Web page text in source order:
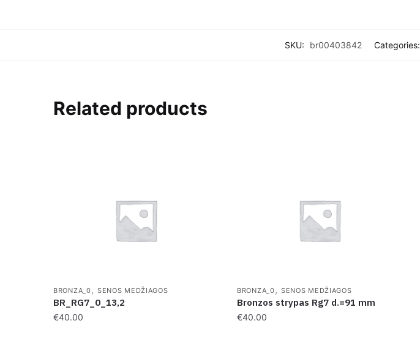
SKU: br00403842 Categories:
Related products
BRONZA_0 ,SENOS MEDŽIAGOS
BR_RG7_0_13,2
€40.00
BRONZA_0 ,SENOS MEDŽIAGOS
Bronzos strypas Rg7 d.=91 mm
€40.00